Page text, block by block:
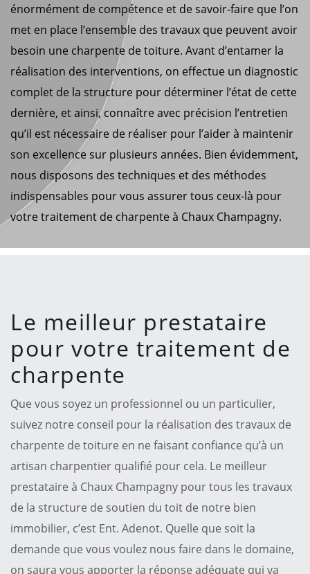
énormément de compétence et de savoir-faire que l’on
met en place l’ensemble des travaux que peuvent avoir
besoin une charpente de toiture. Avant d’entamer la
réalisation des interventions, on effectue un diagnostic
complet de la structure pour déterminer l’état de cette
dernière, et ainsi, connaître avec précision l’entretien
qu’il est nécessaire de réaliser pour l’aider à maintenir
son excellence sur plusieurs années. Bien évidemment,
nous disposons des techniques et des méthodes
indispensables pour vous assurer tous ceux-là pour
votre traitement de charpente à Chaux Champagny.
Le meilleur prestataire
pour votre traitement de
charpente
Que vous soyez un professionnel ou un particulier,
suivez notre conseil pour la réalisation des travaux de
charpente de toiture en ne faisant confiance qu’à un
artisan charpentier qualifié pour cela. Le meilleur
prestataire à Chaux Champagny pour tous les travaux
de la structure de soutien du toit de notre bien
immobilier, c’est Ent. Adenot. Quelle que soit la
demande que vous voulez nous faire dans le domaine,
on saura vous apporter la réponse adéquate qui va